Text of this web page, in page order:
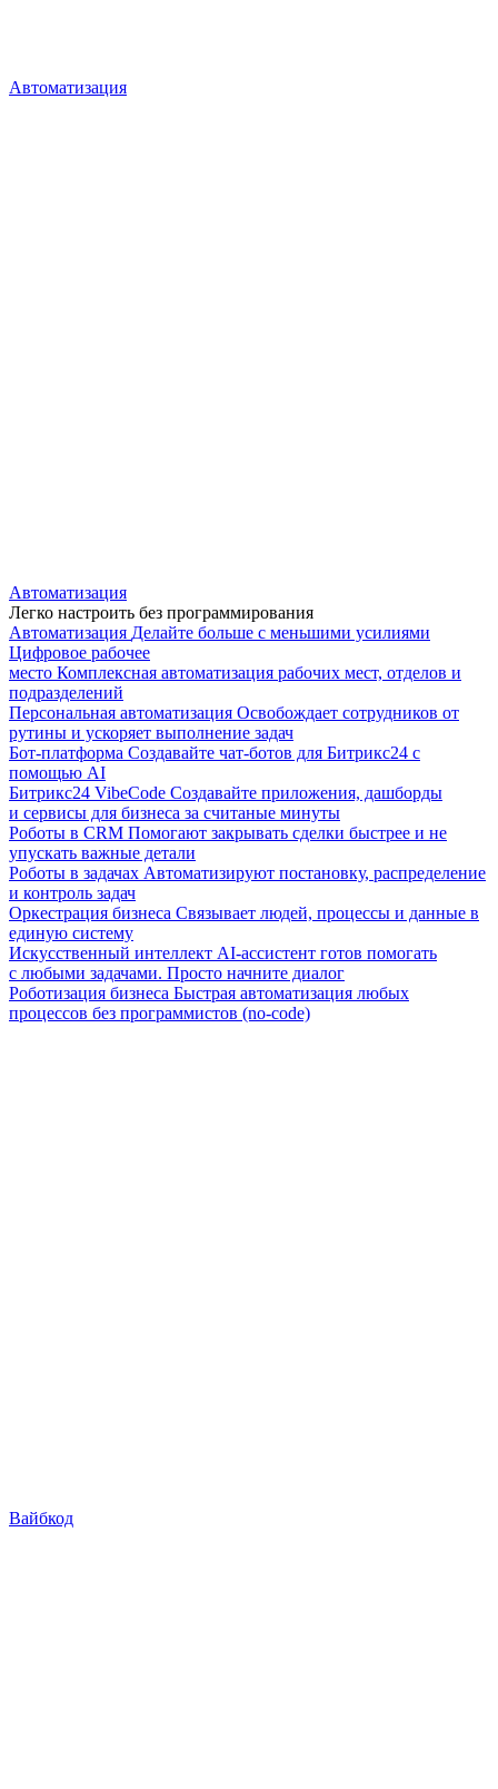
Автоматизация
Автоматизация
Легко настроить без программирования
Автоматизация Делайте больше с меньшими усилиями
Цифровое рабочее
место Комплексная автоматизация рабочих мест, отделов и
подразделений
Персональная автоматизация Освобождает сотрудников от
рутины и ускоряет выполнение задач
Бот-платформа Создавайте чат-ботов для Битрикс24 с
помощью AI
Битрикс24 VibeCode Создавайте приложения, дашборды
и сервисы для бизнеса за считаные минуты
Роботы в CRM Помогают закрывать сделки быстрее и не
упускать важные детали
Роботы в задачах Автоматизируют постановку, распределение
и контроль задач
Оркестрация бизнеса Связывает людей, процессы и данные в
единую систему
Искусственный интеллект AI-ассистент готов помогать
с любыми задачами. Просто начните диалог
Роботизация бизнеса Быстрая автоматизация любых
процессов без программистов (no-code)
Вайбкод